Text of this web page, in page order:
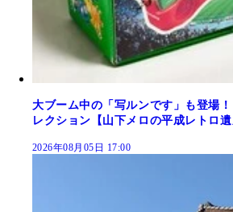
大ブーム中の「写ルンです」も登場
レクション【山下メロの平成レトロ遺
2026年08月05日 17:00